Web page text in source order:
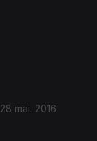
28 mai. 2016